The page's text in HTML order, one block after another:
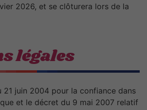
2026, et se clôturera lors de la
légales
21 juin 2004 pour la confiance dans
et le décret du 9 mai 2007 relatif